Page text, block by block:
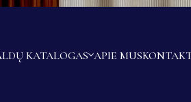
KATALOGAS APIE MUS